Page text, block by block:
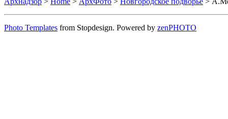
Photo Templates from Stopdesign. Powered by zenPHOTO